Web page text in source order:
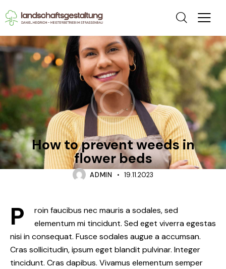
TRENDING
How to prevent weeds in
flower beds
ADMIN 19.11.2023
P
roin faucibus nec mauris a sodales, sed
elementum mi tincidunt. Sed eget viverra egestas
nisi in consequat. Fusce sodales augue a accumsan.
Cras sollicitudin, ipsum eget blandit pulvinar. Integer
tincidunt. Cras dapibus. Vivamus elementum semper